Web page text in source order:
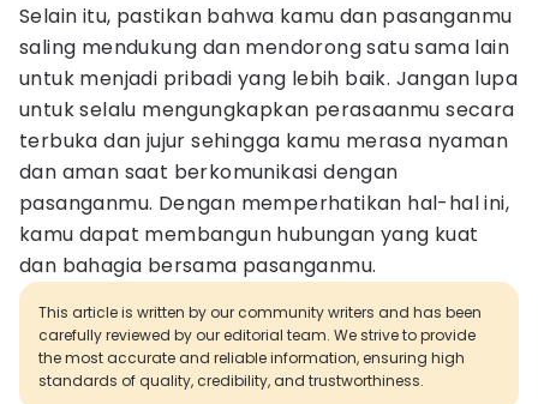
Selain itu, pastikan bahwa kamu dan pasanganmu
saling mendukung dan mendorong satu sama lain
untuk menjadi pribadi yang lebih baik. Jangan lupa
untuk selalu mengungkapkan perasaanmu secara
terbuka dan jujur sehingga kamu merasa nyaman
dan aman saat berkomunikasi dengan
pasanganmu. Dengan memperhatikan hal-hal ini,
kamu dapat membangun hubungan yang kuat
dan bahagia bersama pasanganmu.
This article is written by our community writers and has been
carefully reviewed by our editorial team. We strive to provide
the most accurate and reliable information, ensuring high
standards of quality, credibility, and trustworthiness.